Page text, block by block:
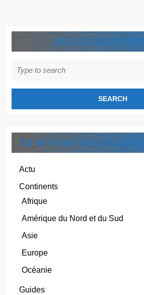
QUELLE
for:
ET SI VOUS VOUS
Actu
Continents
Afrique
Amérique du Nord et du Sud
Asie
Europe
Océanie
Guides